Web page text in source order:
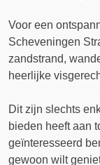
Voor een
Scheveningen
zandstrand,
heerlijke
Dit zijn slechts
bieden heeft aan
geïnteresseerd
gewoon wilt